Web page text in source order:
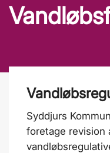
Syddjurs
foretage revision